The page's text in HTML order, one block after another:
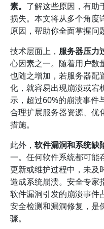
素。 了解这些原因，有助
损失。本文将从多个角度
原因，帮助你全面掌握问
技术层面上， 服务器压力
心因素之一。随着用户数
也随之增加，若服务器配
化，就容易出现崩溃或宕
示，超过60%的崩溃事件
合理扩展服务器资源、优
措施。
此外， 软件漏洞和系统缺
一。任何软件系统都可能
更新或维护过程中，未及
造成系统崩溃。安全专家
软件漏洞引发的崩溃事件
安全检测和漏洞修复，是
骤。